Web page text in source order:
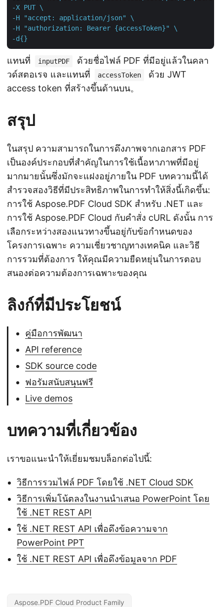
-X PUT \
-H "accept: application/json" \
-H "authorization: Bearer {accessToken}" \
-d{}
แทนที่ inputPDF
ด้วยชื่อไฟล์ PDF ที่มีอยู่แล้วในคลา
วด์สตอเรจ และแทนที่
accessToken
ด้วย JWT
access token ที่สร้างขึ้นด้านบน。
สรุป
ในสรุป ความสามารถในการดึงภาพจากเอกสาร PDF
เป็นองค์ประกอบที่สำคัญในการใช้เนื้อหาภาพที่มีอยู่
มากมายนั้นซึ่งมักจะแฝงอยู่ภายใน PDF บทความนี้ได้
สำรวจสองวิธีที่มีประสิทธิภาพในการทำให้สิ่งนี้เกิดขึ้น:
การใช้ Aspose.PDF Cloud SDK สำหรับ .NET และ
การใช้ Aspose.PDF Cloud กับคำสั่ง cURL ดังนั้น การ
เลือกระหว่างสองแนวทางขึ้นอยู่กับข้อกำหนดของ
โครงการเฉพาะ ความเชี่ยวชาญทางเทคนิค และวิธี
การรวมที่ต้องการ ให้คุณมีความยืดหยุ่นในการตอบ
สนองต่อความต้องการเฉพาะของคุณ
ลิงก์ที่มีประโยชน์
คู่มือการพัฒนา
API reference
SDK source code
ฟอรัมสนับสนุนฟรี
Live demos
บทความที่เกี่ยวข้อง
เราขอแนะนำให้เยี่ยมชมบล็อกต่อไปนี้:
วิธีการรวมไฟล์ PDF โดยใช้ .NET Cloud SDK
วิธีการเพิ่มโน้ตลงในงานนำเสนอ PowerPoint โดย
ใช้ .NET REST API
ใช้ .NET REST API เพื่อดึงข้อความจาก
PowerPoint PPT
ใช้ .NET REST API เพื่อดึงข้อมูลจาก PDF
Aspose.PDF Cloud Product Family